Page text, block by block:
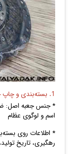
1. بسته‌بندی و چاپ جعبه
* جنس جعبه اصل:
اسم و لوگوی عظام
* اطلاعات روی
رهگیری، تاریخ